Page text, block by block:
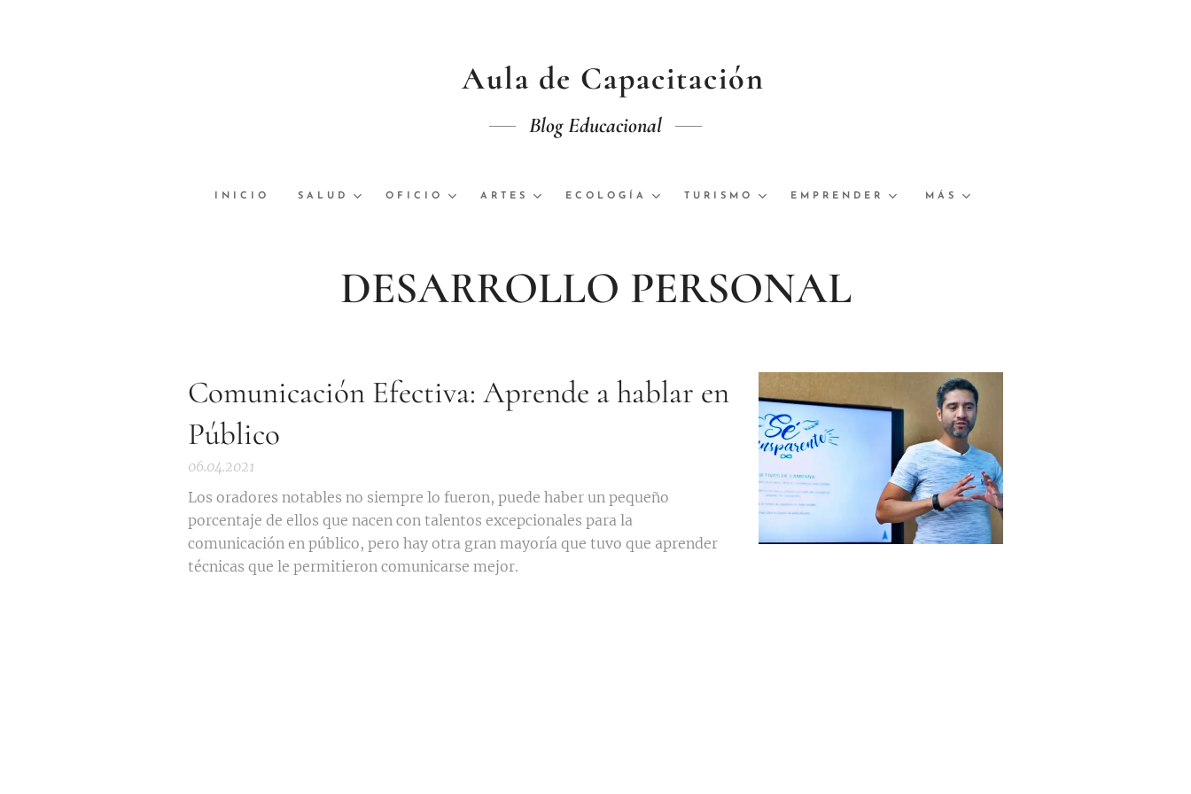
Aula de Capacitación
Blog Educacional
INICIO SALUD OFICIO ARTES ECOLOGÍA TURISMO EMPRENDER MÁS
DESARROLLO PERSONAL
Comunicación Efectiva: Aprende a hablar en
Público
06.04.2021
Los oradores notables no siempre lo fueron, puede haber un pequeño
porcentaje de ellos que nacen con talentos excepcionales para la
comunicación en público, pero hay otra gran mayoría que tuvo que aprender
técnicas que le permitieron comunicarse mejor.